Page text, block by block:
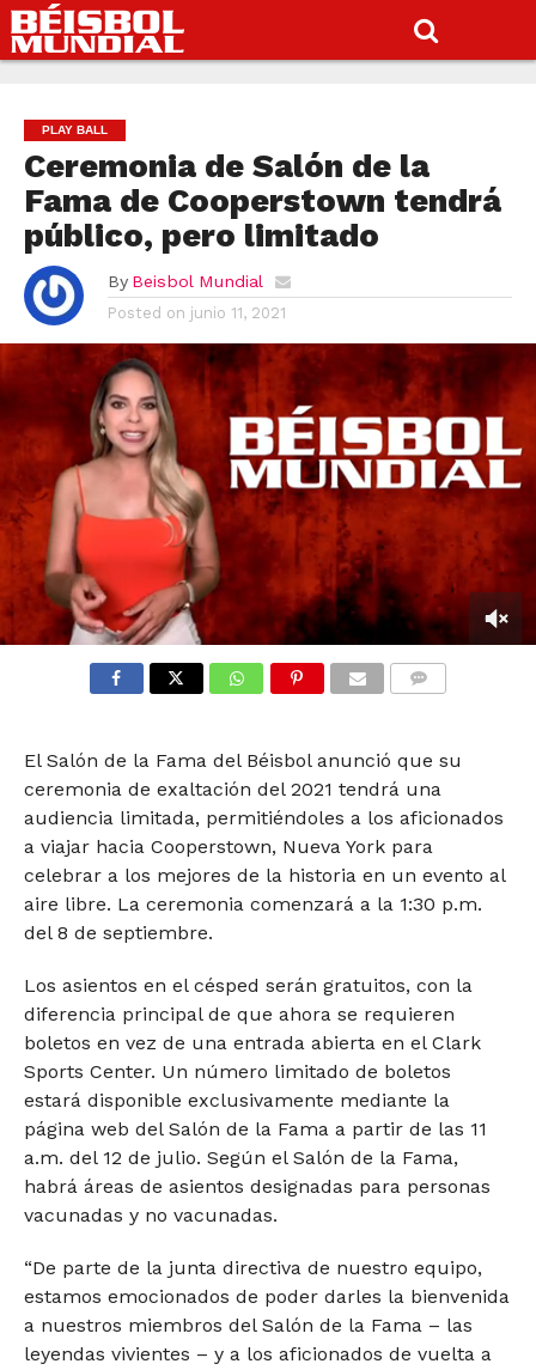
PLAY BALL
Ceremonia de Salón de la
Fama de Cooperstown tendrá
público, pero limitado
By Beisbol Mundial
Posted on junio 11, 2021
seconds
El Salón de la Fama del Béisbol anunció que su
ceremonia de exaltación del 2021 tendrá una
audiencia limitada, permitiéndoles a los aficionados
a viajar hacia Cooperstown, Nueva York para
celebrar a los mejores de la historia en un evento al
aire libre. La ceremonia comenzará a la 1:30 p.m.
del 8 de septiembre.
Los asientos en el césped serán gratuitos, con la
diferencia principal de que ahora se requieren
boletos en vez de una entrada abierta en el Clark
Sports Center. Un número limitado de boletos
estará disponible exclusivamente mediante la
página web del Salón de la Fama a partir de las 11
a.m. del 12 de julio. Según el Salón de la Fama,
habrá áreas de asientos designadas para personas
vacunadas y no vacunadas.
“De parte de la junta directiva de nuestro equipo,
estamos emocionados de poder darles la bienvenida
a nuestros miembros del Salón de la Fama – las
leyendas vivientes – y a los aficionados de vuelta a